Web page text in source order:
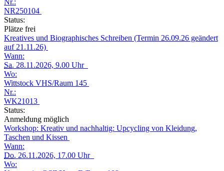
Nr.:
NR250104
Status:
Plätze frei
Kreatives und Biographisches Schreiben (Termin 26.09.26 geändert
auf 21.11.26)
Wann:
Sa. 28.11.2026, 9.00 Uhr
Wo:
Wittstock VHS/Raum 145
Nr.:
WK21013
Status:
Anmeldung möglich
Workshop: Kreativ und nachhaltig: Upcycling von Kleidung,
Taschen und Kissen
Wann:
Do. 26.11.2026, 17.00 Uhr
Wo: